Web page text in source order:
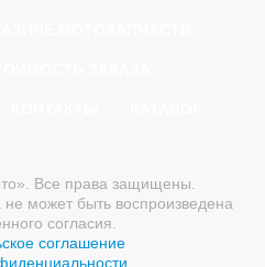
Все права защищены.
может быть воспроизведена
согласия.
соглашение